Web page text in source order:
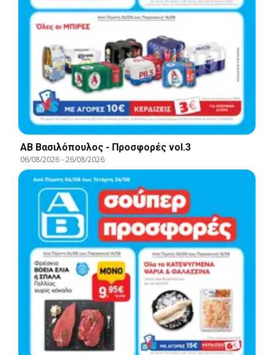
ΑΒ Βασιλόπουλος - Προσφορές vol.3
06/08/2026-26/08/2026